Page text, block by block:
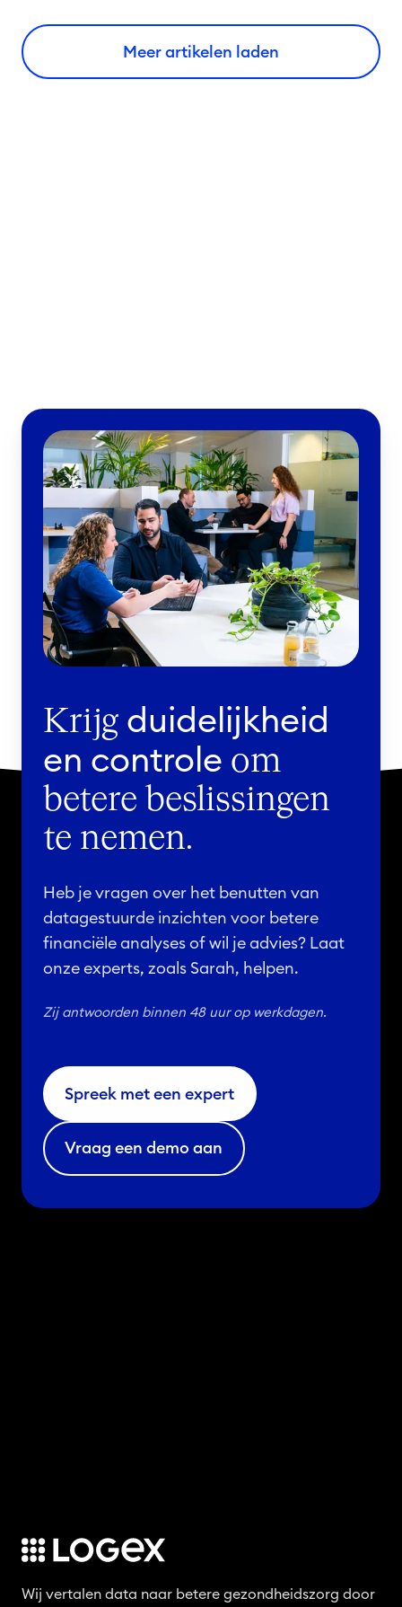
Meer artikelen laden
Krijg duidelijkheid
en controle om
betere beslissingen
te nemen.
Heb je vragen over het benutten van
datagestuurde inzichten voor betere
financiële analyses of wil je advies? Laat
onze experts, zoals Sarah, helpen.
Zij antwoorden binnen 48 uur op werkdagen.
Spreek met een expert
Vraag een demo aan
Wij vertalen data naar betere gezondheidszorg door